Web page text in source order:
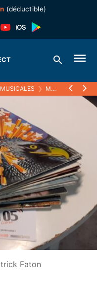
(déductible)
❯ MELTIN' PAT ❯
Faton